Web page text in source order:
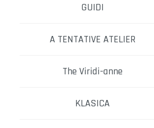
GUIDI
A TENTATIVE ATELIER
The Viridi-anne
KLASICA